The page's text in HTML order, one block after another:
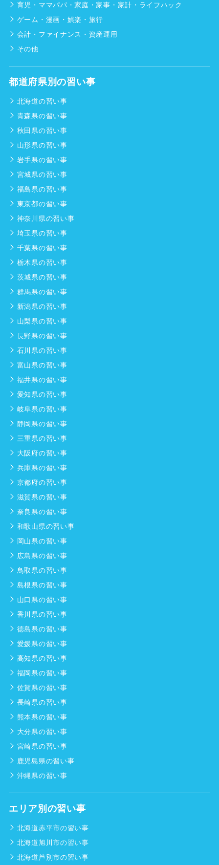
育児・ママパパ・家庭・家事・家計・ライフハック
ゲーム・漫画・娯楽・旅行
会計・ファイナンス・資産運用
その他
都道府県別の習い事
北海道の習い事
青森県の習い事
秋田県の習い事
山形県の習い事
岩手県の習い事
宮城県の習い事
福島県の習い事
東京都の習い事
神奈川県の習い事
埼玉県の習い事
千葉県の習い事
栃木県の習い事
茨城県の習い事
群馬県の習い事
新潟県の習い事
山梨県の習い事
長野県の習い事
石川県の習い事
富山県の習い事
福井県の習い事
愛知県の習い事
岐阜県の習い事
静岡県の習い事
三重県の習い事
大阪府の習い事
兵庫県の習い事
京都府の習い事
滋賀県の習い事
奈良県の習い事
和歌山県の習い事
岡山県の習い事
広島県の習い事
鳥取県の習い事
島根県の習い事
山口県の習い事
香川県の習い事
徳島県の習い事
愛媛県の習い事
高知県の習い事
福岡県の習い事
佐賀県の習い事
長崎県の習い事
熊本県の習い事
大分県の習い事
宮崎県の習い事
鹿児島県の習い事
沖縄県の習い事
エリア別の習い事
北海道赤平市の習い事
北海道旭川市の習い事
北海道芦別市の習い事